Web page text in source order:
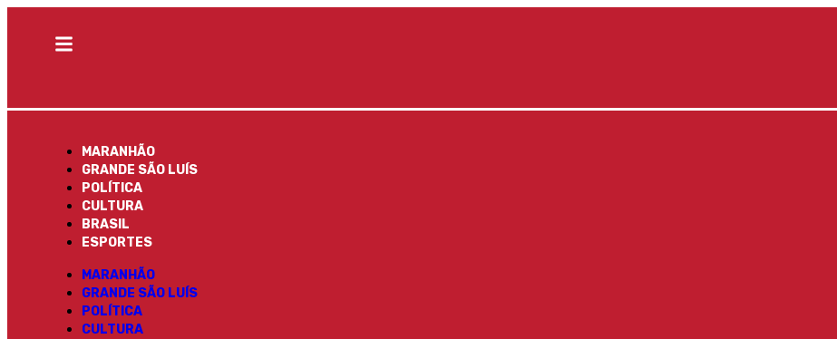
MARANHÃO
GRANDE SÃO LUÍS
POLÍTICA
CULTURA
BRASIL
ESPORTES
MARANHÃO
GRANDE SÃO LUÍS
POLÍTICA
CULTURA